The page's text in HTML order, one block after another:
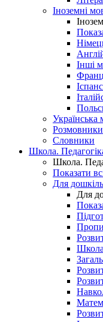
Іноземні
Інші
Українська
Розмовники
Словники
Школа.
Школа.
Показати
Для
Для